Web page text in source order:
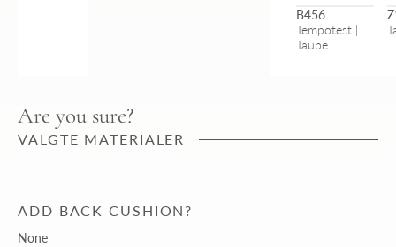
B456
Tempotest |
Taupe
Are you sure?
VALGTE MATERIALER
ADD BACK CUSHION?
None